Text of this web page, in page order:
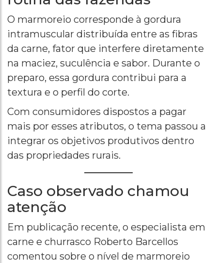
O marmoreio corresponde à gordura
intramuscular distribuída entre as fibras
da carne, fator que interfere diretamente
na maciez, suculência e sabor. Durante o
preparo, essa gordura contribui para a
textura e o perfil do corte.
Com consumidores dispostos a pagar
mais por esses atributos, o tema passou a
integrar os objetivos produtivos dentro
das propriedades rurais.
Caso observado chamou
atenção
Em publicação recente, o especialista em
carne e churrasco Roberto Barcellos
comentou sobre o nível de marmoreio